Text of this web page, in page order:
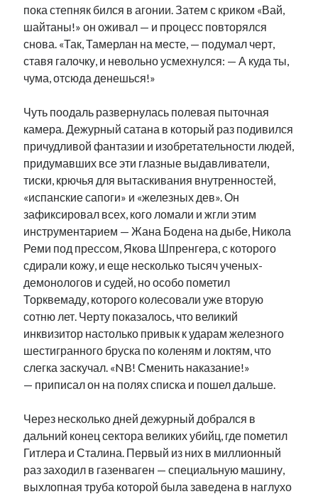
пока степняк бился в агонии. Затем с криком «Вай,
шайтаны!» он оживал — и процесс повторялся
снова. «Так, Тамерлан на месте, — подумал черт,
ставя галочку, и невольно усмехнулся: — А куда ты,
чума, отсюда денешься!»
Чуть поодаль развернулась полевая пыточная
камера. Дежурный сатана в который раз подивился
причудливой фантазии и изобретательности людей,
придумавших все эти глазные выдавливатели,
тиски, крючья для вытаскивания внутренностей,
«испанские сапоги» и «железных дев». Он
зафиксировал всех, кого ломали и жгли этим
инструментарием — Жана Бодена на дыбе, Никола
Реми под прессом, Якова Шпренгера, с которого
сдирали кожу, и еще несколько тысяч ученых-
демонологов и судей, но особо пометил
Торквемаду, которого колесовали уже вторую
сотню лет. Черту показалось, что великий
инквизитор настолько привык к ударам железного
шестигранного бруска по коленям и локтям, что
слегка заскучал. «NB! Сменить наказание!»
— приписал он на полях списка и пошел дальше.
Через несколько дней дежурный добрался в
дальний конец сектора великих убийц, где пометил
Гитлера и Сталина. Первый из них в миллионный
раз заходил в газенваген — специальную машину,
выхлопная труба которой была заведена в наглухо